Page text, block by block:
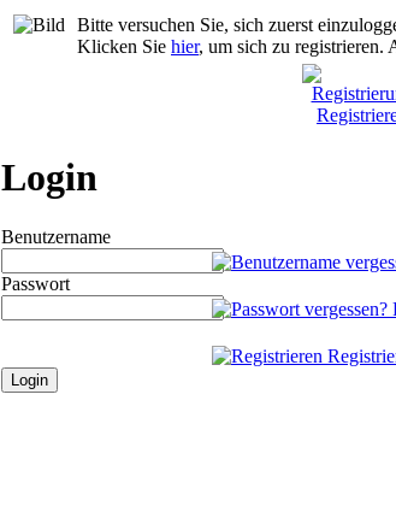
Bitte versuchen Sie, sich zuerst
Klicken Sie hier, um sich zu registrieren.
Login
Benutzername
Passwort